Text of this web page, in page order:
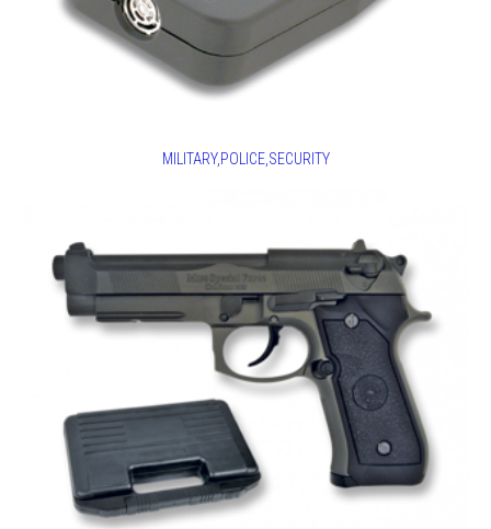
MILITARY,POLICE,SECURITY